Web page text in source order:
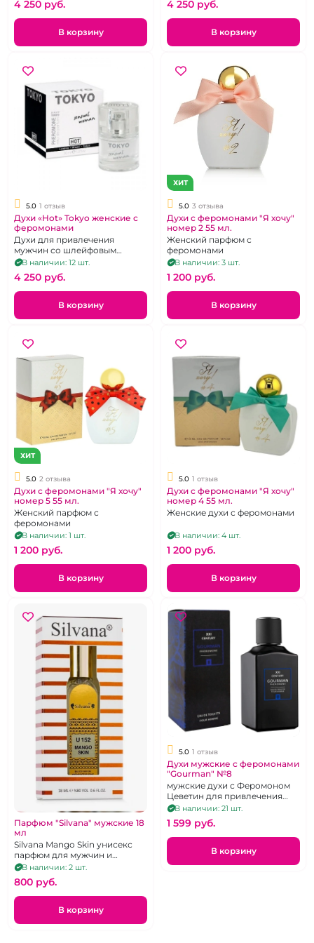
4 250 pуб.
В корзину
4 250 pуб.
В корзину
5.0 1 отзыв
Духи «Hot» Tokyo женские с
феромонами
Духи для привлечения
мужчин со шлейфовым
ароматом, 30 мл.
В наличии: 12 шт.
4 250 pуб.
В корзину
ХИТ
5.0 3 отзыва
Духи с феромонами "Я хочу"
номер 2 55 мл.
Женский парфюм с
феромонами
В наличии: 3 шт.
1 200 pуб.
В корзину
ХИТ
5.0 2 отзыва
Духи с феромонами "Я хочу"
номер 5 55 мл.
Женский парфюм с
феромонами
В наличии: 1 шт.
1 200 pуб.
В корзину
5.0 1 отзыв
Духи с феромонами "Я хочу"
номер 4 55 мл.
Женские духи с феромонами
В наличии: 4 шт.
1 200 pуб.
В корзину
Парфюм "Silvana" мужские 18
мл
Silvana Mango Skin унисекс
парфюм для мужчин и
женщин
В наличии: 2 шт.
800 pуб.
В корзину
5.0 1 отзыв
Духи мужские с феромонами
"Gourman" №8
мужские духи с Феромоном
Цеветин для привлечения
женщин, 100 мл
В наличии: 21 шт.
1 599 pуб.
В корзину